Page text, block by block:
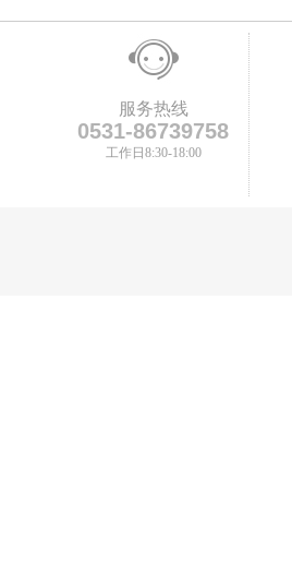
服务热线
0531-86739758
工作日8:30-18:00